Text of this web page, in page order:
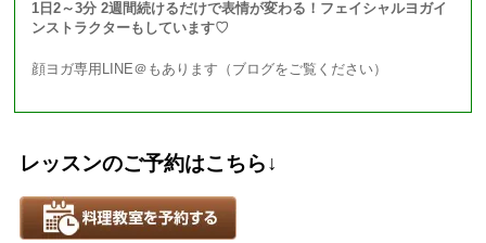
1日2～3分 2週間続けるだけで表情が変わる！フェイシャルヨガイ
ンストラクターもしています♡
顔ヨガ専用LINE＠もあります（ブログをご覧ください）
レッスンのご予約はこちら↓